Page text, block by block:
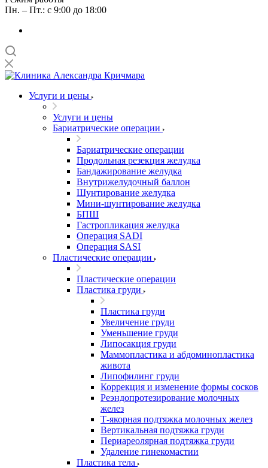
Пн. – Пт.: с 9:00 до 18:00
Услуги и цены
Услуги и цены
Бариатрические операции
Бариатрические операции
Продольная резекция желудка
Бандажирование желудка
Внутрижелудочный баллон
Шунтирование желудка
Мини-шунтирование желудка
БПШ
Гастропликация желудка
Операция SADI
Операция SASI
Пластические операции
Пластические операции
Пластика груди
Пластика груди
Увеличение груди
Уменьшение груди
Липосакция груди
Маммопластика и абдоминопластика
живота
Липофилинг груди
Коррекция и изменение формы сосков
Реэндопротезирование молочных
желез
Т-якорная подтяжка молочных желез
Вертикальная подтяжка груди
Периареолярная подтяжка груди
Удаление гинекомастии
Пластика тела